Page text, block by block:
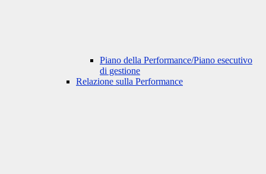
Piano della Performance/Piano esecutivo
di gestione
Relazione sulla Performance